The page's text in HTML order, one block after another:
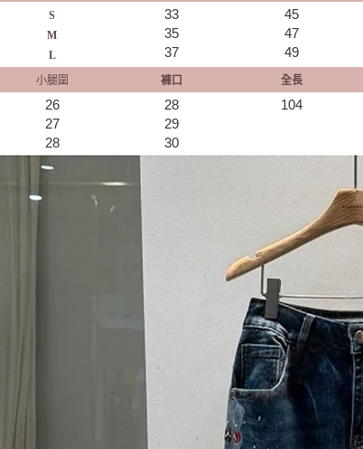
S
M
L
33
35
37
45
47
49
小腿圍 褲口 全長
26
27
28
28
29
30
104